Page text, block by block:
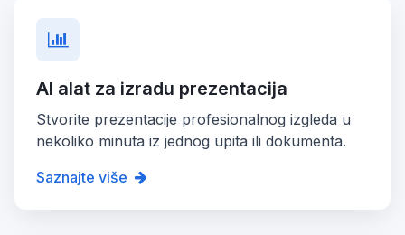
AI alat za izradu prezentacija
Stvorite prezentacije profesionalnog izgleda u
nekoliko minuta iz jednog upita ili dokumenta.
Saznajte više